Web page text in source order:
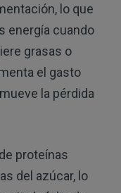
lo que
energía cuando
grasas o
el gasto
la pérdida
proteínas
del azúcar, lo